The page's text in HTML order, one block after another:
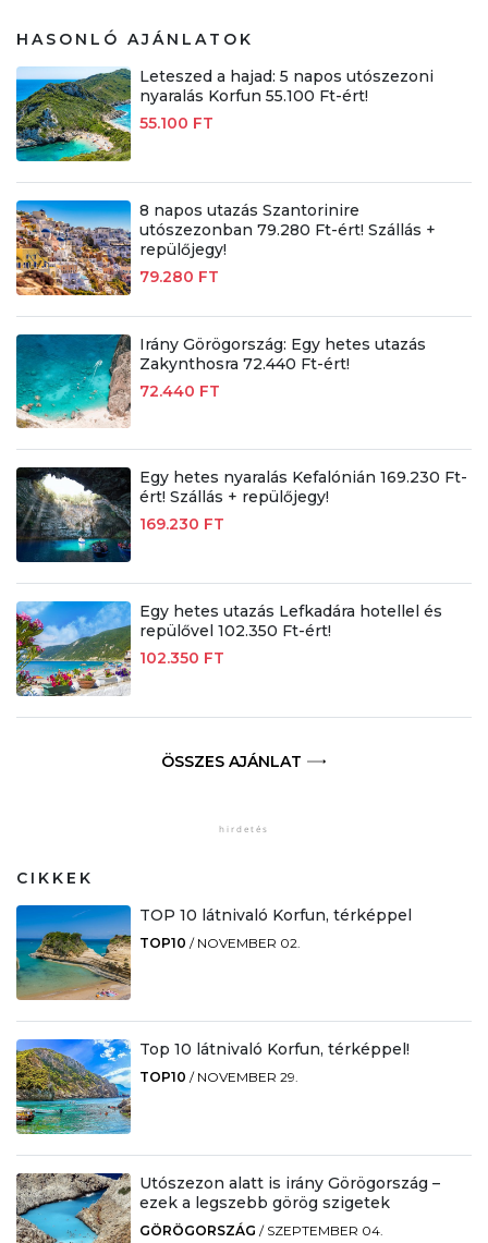
HASONLÓ AJÁNLATOK
Leteszed a hajad: 5 napos utószezoni
nyaralás Korfun 55.100 Ft-ért!
55.100 FT
8 napos utazás Szantorinire
utószezonban 79.280 Ft-ért! Szállás +
repülőjegy!
79.280 FT
Irány Görögország: Egy hetes utazás
Zakynthosra 72.440 Ft-ért!
72.440 FT
Egy hetes nyaralás Kefalónián 169.230 Ft-
ért! Szállás + repülőjegy!
169.230 FT
Egy hetes utazás Lefkadára hotellel és
repülővel 102.350 Ft-ért!
102.350 FT
ÖSSZES AJÁNLAT
CIKKEK
TOP 10 látnivaló Korfun, térképpel
TOP10 / NOVEMBER 02.
Top 10 látnivaló Korfun, térképpel!
TOP10 / NOVEMBER 29.
Utószezon alatt is irány Görögország –
ezek a legszebb görög szigetek
GÖRÖGORSZÁG / SZEPTEMBER 04.